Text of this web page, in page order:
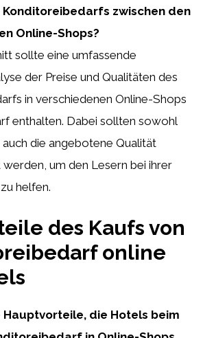
zwischen den
Online-Shops?
sollte eine umfassende
der Preise und Qualitäten des
in verschiedenen Online-Shops
enthalten. Dabei sollten sowohl
die angebotene Qualität
um den Lesern bei ihrer
helfen.
des Kaufs von
online
Hauptvorteile, die Hotels beim